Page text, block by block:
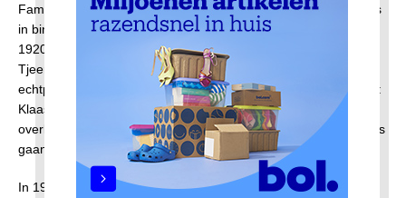
Families als Sinkeldam en Ooms nemen een prominente plaats
in binnen de voetbalclub. Timmerman Hendrik Ooms (1890-
1920) is gehuwd met Aukje de Boorder (1881-1962), zus van
Tjeerd de Boorder, een van de oprichters van DWV. Het
echtpaar krijgt drie zoons, die in Nieuwendam worden geboren:
Klaas in 1917, Tjeerd in 1919 en Henk in 1920. Vader Hendrik
overlijdt op jonge leeftijd. De zonen mogen van hun moeder pas
gaan voetballen als zij het mulo-diploma hebben behaald.
In 1933 maken de neven Dries de Boorder en Klaas Ooms als